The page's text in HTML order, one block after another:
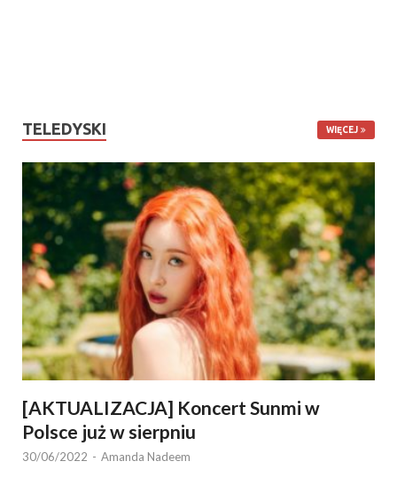
TELEDYSKI WIĘCEJ
[AKTUALIZACJA] Koncert Sunmi w
Polsce już w sierpniu
30/06/2022 - Amanda Nadeem